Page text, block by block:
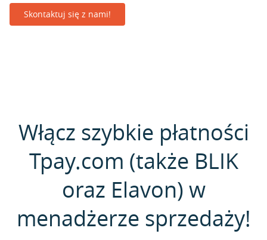
Skontaktuj się z nami!
Włącz szybkie płatności
Tpay.com (także BLIK
oraz Elavon) w
menadżerze sprzedaży!